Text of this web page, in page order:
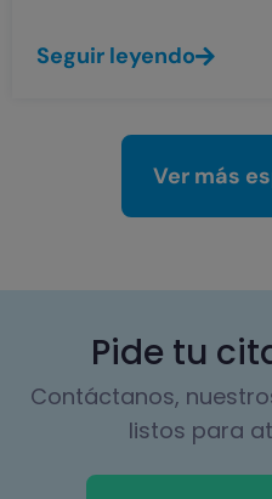
Seguir leyendo
Ver más
Pide tu
Contáctanos,
listos para